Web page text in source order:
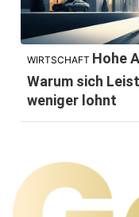
WIRTSCHAFT Hohe
Warum sich
weniger lohnt